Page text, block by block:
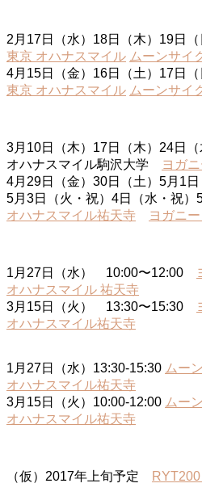
2月17日（水）18日（木）19日（
東京 オハナスマイル ムーンサイ
4月15日（金）16日（土）17日（
東京 オハナスマイル ムーンサイ
3月10日（木）17日（木）24日（
オハナスマイル駒沢大学
ヨガ
4月29日（金）30日（土）5月1日
5月3日（火・祝）4日（水・祝）
オハナスマイル祐天寺
ヨガニ
1月27日（水） 10:00〜12:00
オハナスマイル 祐天寺
3月15日（火） 13:30〜15:30
オハナスマイル祐天寺
1月27日（水）13:30-15:30 ムー
オハナスマイル祐天寺
3月15日（火）10:00-12:00 ムー
オハナスマイル祐天寺
（仮）2017年上旬予定